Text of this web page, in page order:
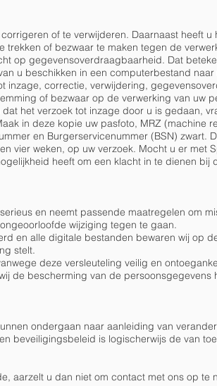
of te verwijderen. Daarnaast heeft u
of bezwaar te maken tegen de
op gegevensoverdraagbaarheid. Dat
u beschikken in een computerbestand
inzage, correctie, verwijdering,
of bezwaar op de verwerking van uw
het verzoek tot inzage door u is gedaan,
in deze kopie uw pasfoto, MRZ (machine
en Burgerservicenummer (BSN) zwart.
vier weken, op uw verzoek. Mocht u er met
heeft om een klacht in te dienen bij
en neemt passende maatregelen om
wijziging tegen te gaan.
en alle digitale bestanden bewaren wij op
stelt.
deze versleuteling veilig en
de bescherming van de persoonsgegevens
ondergaan naar aanleiding van
beveiligingsbeleid is logischerwijs de van
aarzelt u dan niet om contact met ons op te